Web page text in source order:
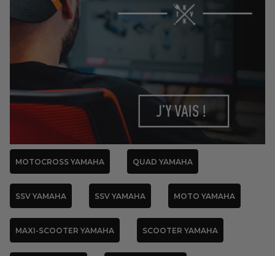
MOTOCROSS YAMAHA QUAD YAMAHA
SSV YAMAHA SSV YAMAHA MOTO YAMAHA
MAXI-SCOOTER YAMAHA SCOOTER YAMAHA